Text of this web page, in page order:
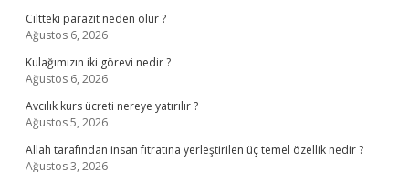
Ciltteki parazit neden olur ?
Ağustos 6, 2026
Kulağımızın iki görevi nedir ?
Ağustos 6, 2026
Avcılık kurs ücreti nereye yatırılır ?
Ağustos 5, 2026
Allah tarafından insan fıtratına yerleştirilen üç temel özellik nedir ?
Ağustos 3, 2026